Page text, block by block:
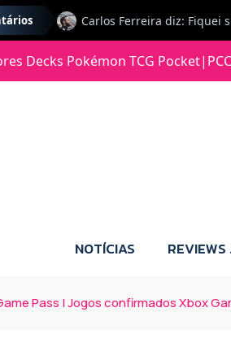
Jonas diz: Estou
Decks Pokémon TCG Pocket|
NOTÍCIAS REVIEWS
Pass | Jogos confirmados Xbox